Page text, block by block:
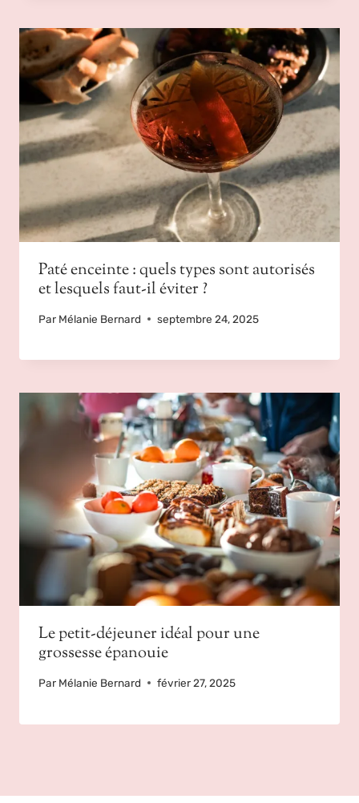
Paté enceinte : quels types sont autorisés
et lesquels faut-il éviter ?
Par Mélanie Bernard septembre 24, 2025
Le petit-déjeuner idéal pour une
grossesse épanouie
Par Mélanie Bernard février 27, 2025